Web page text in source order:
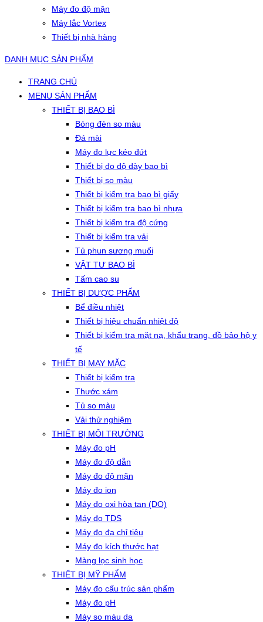
Máy đo độ mặn
Máy lắc Vortex
Thiết bị nhà hàng
DANH MỤC SẢN PHẨM
TRANG CHỦ
MENU SẢN PHẨM
THIẾT BỊ BAO BÌ
Bóng đèn so màu
Đá mài
Máy đo lực kéo đứt
Thiết bị đo độ dày bao bì
Thiết bị so màu
Thiết bị kiểm tra bao bì giấy
Thiết bị kiểm tra bao bì nhựa
Thiết bị kiểm tra độ cứng
Thiết bị kiểm tra vải
Tủ phun sương muối
VẬT TƯ BAO BÌ
Tấm cao su
THIẾT BỊ DƯỢC PHẨM
Bể điều nhiệt
Thiết bị hiệu chuẩn nhiệt độ
Thiết bị kiểm tra mặt nạ, khẩu trang, đồ bảo hộ y
tế
THIẾT BỊ MAY MẶC
Thiết bị kiểm tra
Thước xám
Tủ so màu
Vải thử nghiệm
THIẾT BỊ MÔI TRƯỜNG
Máy đo pH
Máy đo độ dẫn
Máy đo độ mặn
Máy đo ion
Máy đo oxi hòa tan (DO)
Máy đo TDS
Máy đo đa chỉ tiêu
Máy đo kích thước hạt
Màng lọc sinh học
THIẾT BỊ MỸ PHẨM
Máy đo cấu trúc sản phẩm
Máy đo pH
Máy so màu da